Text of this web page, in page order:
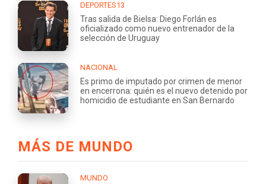
DEPORTES13
Tras salida de Bielsa: Diego Forlán es
oficializado como nuevo entrenador de la
selección de Uruguay
NACIONAL
Es primo de imputado por crimen de menor
en encerrona: quién es el nuevo detenido por
homicidio de estudiante en San Bernardo
MÁS DE MUNDO
MUNDO